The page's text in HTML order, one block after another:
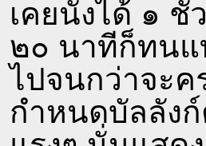
เคยนั่งได้ ๑
๒๐ นาทีก็ทนแ
ไปจนกว่าจะค
กำหนดบัลลังก์